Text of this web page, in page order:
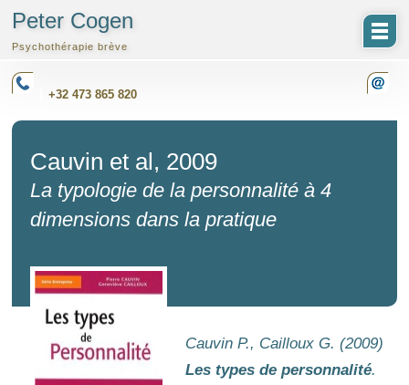
Peter Cogen
Psychothérapie brève
+32 473 865 820
Cauvin et al, 2009
La typologie de la personnalité à 4
dimensions dans la pratique
Cauvin P., Cailloux G. (2009)
Les types de personnalité.